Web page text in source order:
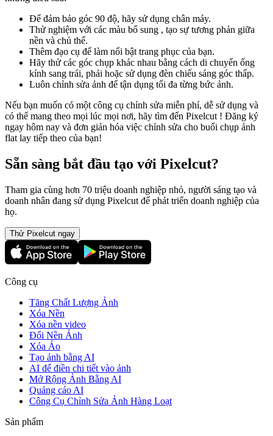
Để đảm bảo góc 90 độ, hãy sử dụng chân máy.
Thử nghiệm với các màu bổ sung , tạo sự tương phản giữa
nền và chủ thể.
Thêm đạo cụ để làm nổi bật trang phục của bạn.
Hãy thử các góc chụp khác nhau bằng cách di chuyển ống
kính sang trái, phải hoặc sử dụng đèn chiếu sáng góc thấp.
Luôn chỉnh sửa ảnh để tận dụng tối đa từng bức ảnh.
Nếu bạn muốn có một công cụ chỉnh sửa miễn phí, dễ sử dụng và
có thể mang theo mọi lúc mọi nơi, hãy tìm đến Pixelcut ! Đăng ký
ngay hôm nay và đơn giản hóa việc chỉnh sửa cho buổi chụp ảnh
flat lay tiếp theo của bạn!
Sẵn sàng bắt đầu tạo với Pixelcut?
Tham gia cùng hơn 70 triệu doanh nghiệp nhỏ, người sáng tạo và
doanh nhân đang sử dụng Pixelcut để phát triển doanh nghiệp của
họ.
Thử Pixelcut ngay
Công cụ
Tăng Chất Lượng Ảnh
Xóa Nền
Xóa nền video
Đổi Nền Ảnh
Xóa Ảo
Tạo ảnh bằng AI
AI để điền chi tiết vào ảnh
Mở Rộng Ảnh Bằng AI
Quảng cáo AI
Công Cụ Chỉnh Sửa Ảnh Hàng Loạt
Sản phẩm